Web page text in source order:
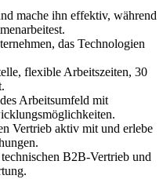
mache ihn effektiv, während
das Technologien
flexible Arbeitszeiten, 30
Arbeitsumfeld mit
Vertrieb aktiv mit und erlebe
B2B-Vertrieb und